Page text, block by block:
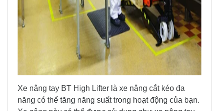
Xe nâng tay BT High Lifter là xe nâng cắt kéo đa
năng có thể tăng năng suất trong hoạt động của bạn.